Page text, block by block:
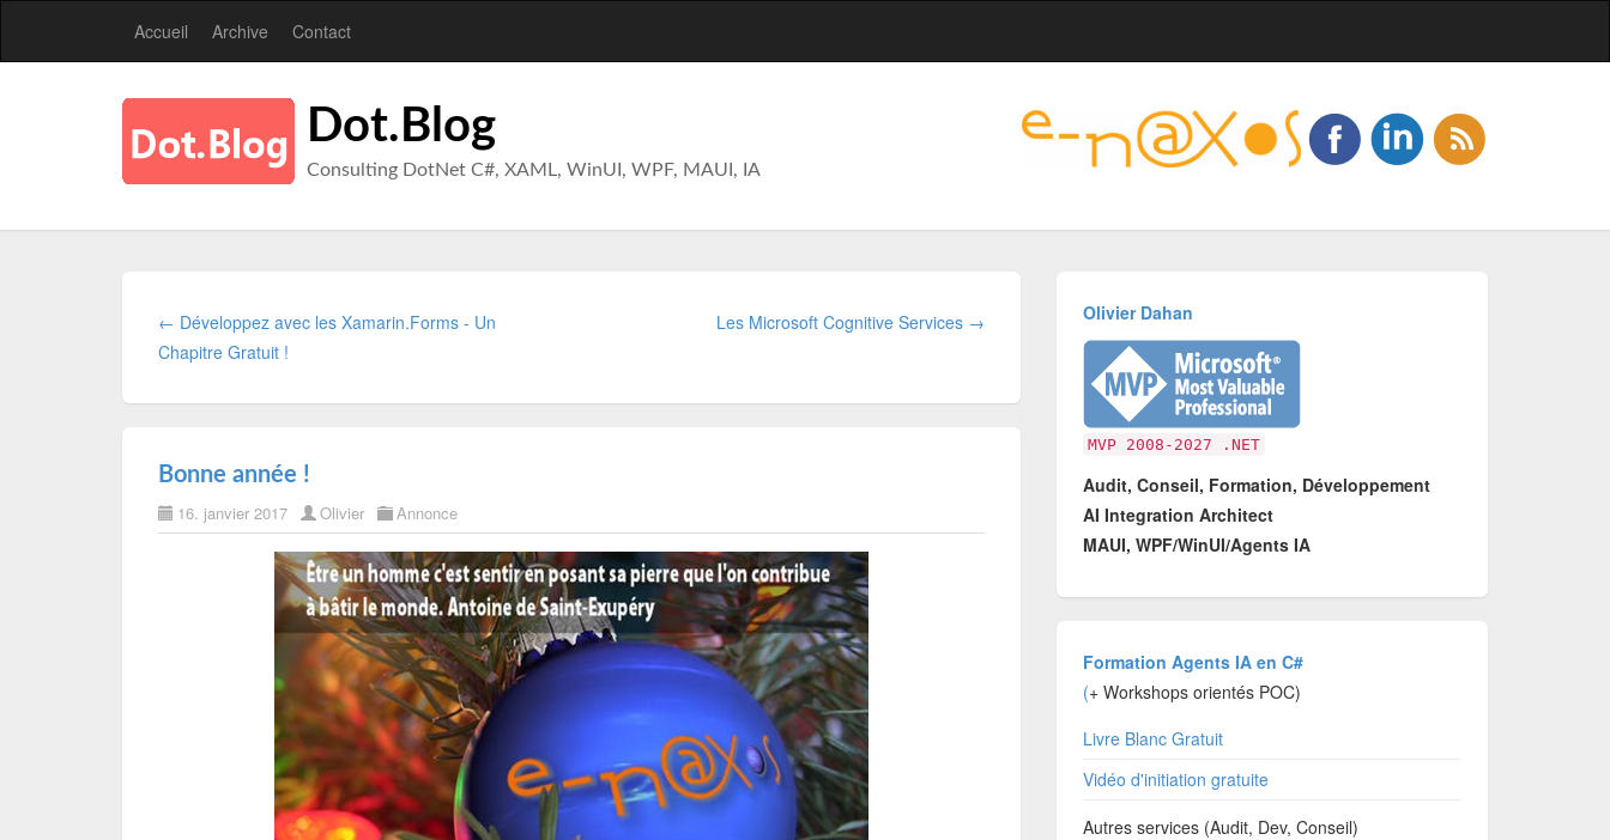
Accueil Archive Contact
Dot.Blog
Consulting DotNet C#, XAML, WinUI, WPF, MAUI, IA
← Développez avec les Xamarin.Forms - Un
Chapitre Gratuit !
Les Microsoft Cognitive Services →
Bonne année !
16. janvier 2017 Olivier Annonce
Olivier Dahan
MVP 2008-2027 .NET
Audit, Conseil, Formation, Développement
AI Integration Architect
MAUI, WPF/WinUI/Agents IA
Formation Agents IA en C#
(+ Workshops orientés POC)
Livre Blanc Gratuit
Vidéo d'initiation gratuite
Autres services (Audit, Dev, Conseil)